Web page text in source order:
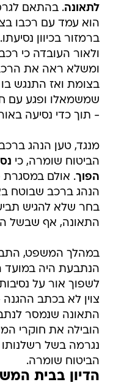
לתאונה. בהתאם
הוא עמד עם רכבו
ברמזור בכיוון
ולאור העובדה כי
ומשלא ראה את
בצומת ואז התנגש
שמשמאלו ופגע עם
- תוך כדי נסיעה
מנגד, טען הנהג
הביטוח שומרה, כי
הפוך. אולם במסגרת
הנהג ברכב שבוטח
בחר שלא להגיש
התאונה, אף שבשל
במהלך המשפט,
הנתבעת היה במועד
לשפוך אור על
צוין לא בכתב
התאונה שנמסר
הובילה את חוקרי
נגרמה בשל
הביטוח שומרה.
הדיון בבית